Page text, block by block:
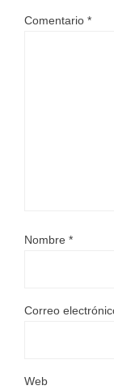
Comentario *
Nombre *
Correo
Web